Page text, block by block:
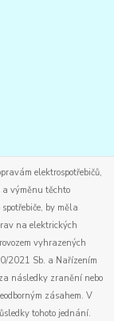
elektrospotřebičů,
a výměnu těchto
by měla
na elektrických
vyhrazených
2021 Sb. a Nařízením
následky zranění nebo
zásahem. V
tohoto jednání.